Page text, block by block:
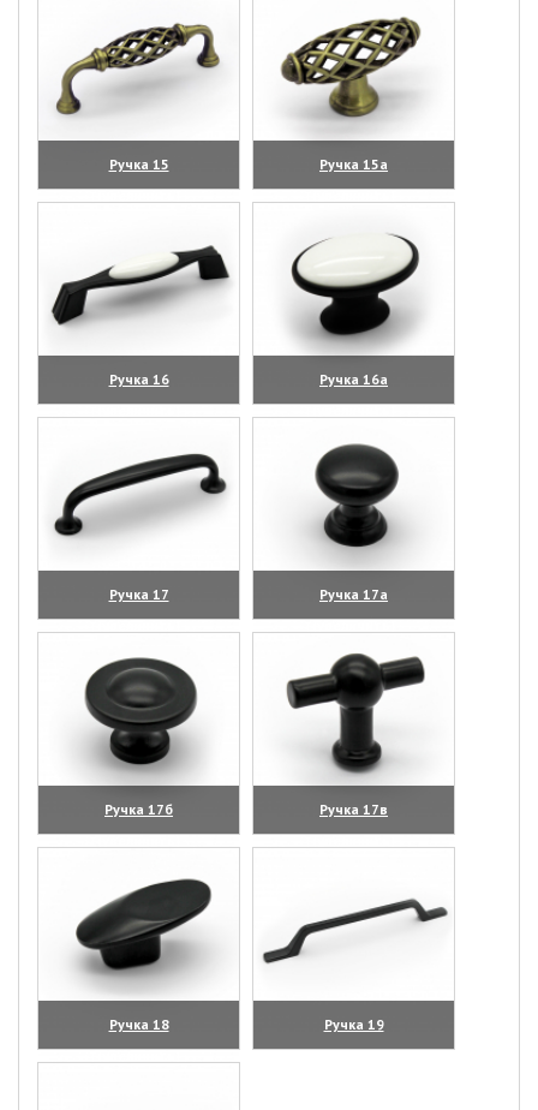
Ручка 15
(увеличить)
Ручка 15а
(увеличить)
Ручка 16
(увеличить)
Ручка 16а
(увеличить)
Ручка 17
(увеличить)
Ручка 17а
(увеличить)
Ручка 17б
(увеличить)
Ручка 17в
(увеличить)
Ручка 18
(увеличить)
Ручка 19
(увеличить)